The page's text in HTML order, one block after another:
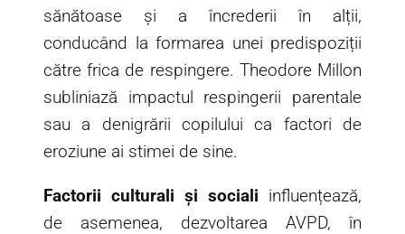
sănătoase și a încrederii în alții,
conducând la formarea unei predispoziții
către frica de respingere. Theodore Millon
subliniază impactul respingerii parentale
sau a denigrării copilului ca factori de
eroziune ai stimei de sine.
Factorii culturali și sociali influențează,
de asemenea, dezvoltarea AVPD, în